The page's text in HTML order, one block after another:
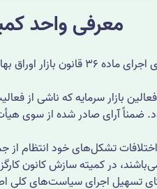
معرفی واحد
اجرای ماده36قانون بازار
فعالین بازار سرمایه که ناشی
آرای صادر شده از سوی هیأت
تشکل‌های خود انتظام از
می‌باشند، در کمیته سازش